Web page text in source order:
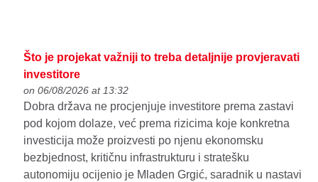
Što je projekat važniji to treba detaljnije provjeravati
investitore
on 06/08/2026 at 13:32
Dobra država ne procjenjuje investitore prema zastavi
pod kojom dolaze, već prema rizicima koje konkretna
investicija može proizvesti po njenu ekonomsku
bezbjednost, kritičnu infrastrukturu i stratešku
autonomiju ocijenio je Mladen Grgić, saradnik u nastavi